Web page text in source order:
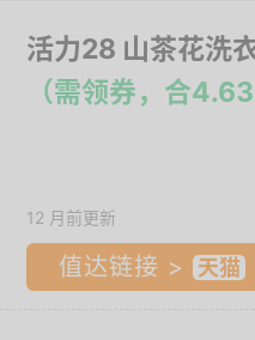
活力28 山茶花洗
（需领券，合4.63
12 月前更新
值达链接 >